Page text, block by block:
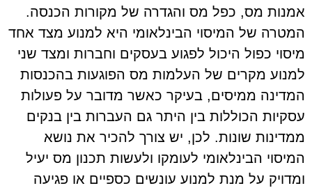
אמנות מס, כפל מס והגדרה של מקורות הכנסה.
המטרה של המיסוי הבינלאומי היא למנוע מצד אחד
מיסוי כפול היכול לפגוע בעסקים וחברות ומצד שני
למנוע מקרים של העלמות מס הפוגעות בהכנסות
המדינה ממיסים, בעיקר כאשר מדובר על פעולות
עסקיות הכוללות בין היתר גם העברות בין בנקים
ממדינות שונות. לכן, יש צורך להכיר את נושא
המיסוי הבינלאומי לעומקו ולעשות תכנון מס יעיל
ומדויק על מנת למנוע עונשים כספיים או פגיעה